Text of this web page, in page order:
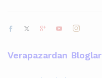
Verapazardan Bloglar